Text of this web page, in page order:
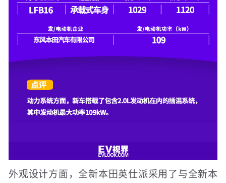
外观设计方面，全新本田英仕派采用了与全新本